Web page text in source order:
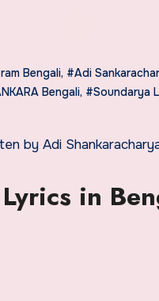
Bengali, #Adi
Bengali, #Soundarya
by Adi
in